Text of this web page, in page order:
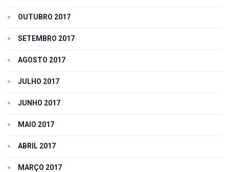
OUTUBRO 2017
SETEMBRO 2017
AGOSTO 2017
JULHO 2017
JUNHO 2017
MAIO 2017
ABRIL 2017
MARÇO 2017